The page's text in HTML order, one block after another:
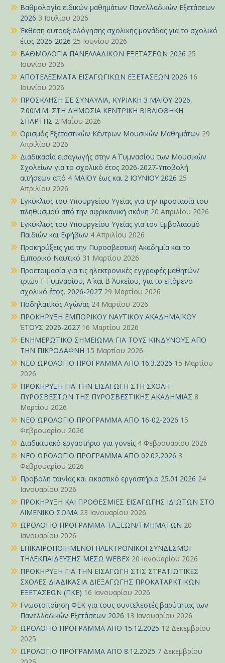
Βαθμολογία ειδικών μαθημάτων Πανελλαδικών Εξετάσεων
2026 3 Ιουλίου 2026
Έκθεση αυτοαξιολόγησης σχολικής μονάδας για το σχολικό
έτος 2025-2026 25 Ιουνίου 2026
ΒΑΘΜΟΛΟΓΙΑ ΠΑΝΕΛΛΑΔΙΚΩΝ ΕΞΕΤΑΣΕΩΝ 2026 25
Ιουνίου 2026
ΑΠΟΤΕΛΕΣΜΑΤΑ ΕΙΣΑΓΩΓΙΚΩΝ ΕΞΕΤΑΣΕΩΝ 2026 16
Ιουνίου 2026
ΠΡΟΣΚΛΗΣΗ ΣΕ ΣΥΝΑΥΛΙΑ, ΚΥΡΙΑΚΗ 3 ΜΑΪΟΥ 2026,
7:00Μ.Μ. ΣΤΗ ΔΗΜΟΣΙΑ ΚΕΝΤΡΙΚΗ ΒΙΒΛΙΟΘΗΚΗ
ΣΠΑΡΤΗΣ 2 Μαΐου 2026
Ορισμός Εξεταστικών Κέντρων Μουσικών Μαθημάτων 29
Απριλίου 2026
Διαδικασία εισαγωγής στην Α΄ Γυμνασίου των Μουσικών
Σχολείων για το σχολικό έτος 2026-2027-Υποβολή
αιτήσεων από 4 ΜΑΪΟΥ έως και 2 ΙΟΥΝΙΟΥ 2026 25
Απριλίου 2026
Εγκύκλιος του Υπουργείου Υγείας για την προστασία του
πληθυσμού από την αφρικανική σκόνη 20 Απριλίου 2026
Εγκύκλιος του Υπουργείου Υγείας για τον Εμβολιασμό
Παιδιών και Εφήβων 4 Απριλίου 2026
Προκηρύξεις για την Πυροσβεστική Ακαδημία και το
Εμπορικό Ναυτικό 31 Μαρτίου 2026
Προετοιμασία για τις ηλεκτρονικές εγγραφές μαθητών/
τριών Γ΄ Γυμνασίου, Α΄ και Β΄ Λυκείου, για το επόμενο
σχολικό έτος, 2026-2027 29 Μαρτίου 2026
Ποδηλατικός Αγώνας 24 Μαρτίου 2026
ΠΡΟΚΗΡΥΞΗ ΕΜΠΟΡΙΚΟΥ ΝΑΥΤΙΚΟΥ ΑΚΑΔΗΜΑΪΚΟΥ
ΈΤΟΥΣ 2026-2027 16 Μαρτίου 2026
ΕΝΗΜΕΡΩΤΙΚΟ ΣΗΜΕΙΩΜΑ ΓΙΑ ΤΟΥΣ ΚΙΝΔΥΝΟΥΣ ΑΠΟ
ΤΗΝ ΠΙΚΡΟΔΑΦΝΗ 15 Μαρτίου 2026
ΝΕΟ ΩΡΟΛΟΓΙΟ ΠΡΟΓΡΑΜΜΑ ΑΠΟ 16.3.2026 15 Μαρτίου
2026
ΠΡΟΚΗΡΥΞΗ ΓΙΑ ΤΗΝ ΕΙΣΑΓΩΓΗ ΣΤΗ ΣΧΟΛΗ
ΠΥΡΟΣΒΕΣΤΩΝ ΤΗΣ ΠΥΡΟΣΒΕΣΤΙΚΗΣ ΑΚΑΔΗΜΙΑΣ 8
Μαρτίου 2026
ΝΕΟ ΩΡΟΛΟΓΙΟ ΠΡΟΓΡΑΜΜΑ ΑΠΟ 16-02-2026 15
Φεβρουαρίου 2026
Διαδικτυακό εργαστήριο για γονείς 4 Φεβρουαρίου 2026
ΝΕΟ ΩΡΟΛΟΓΙΟ ΠΡΟΓΡΑΜΜΑ ΑΠΟ 02.02.2026 3
Φεβρουαρίου 2026
Προβολή ταινίας και εικαστικό εργαστήριο 25.01.2026 24
Ιανουαρίου 2026
ΠΡΟΚΗΡΥΞΗ ΚΑΙ ΠΡΟΘΕΣΜΙΕΣ ΕΙΣΑΓΩΓΗΣ ΙΔΙΩΤΩΝ ΣΤΟ
ΛΙΜΕΝΙΚΟ ΣΩΜΑ 23 Ιανουαρίου 2026
ΩΡΟΛΟΓΙΟ ΠΡΟΓΡΑΜΜΑ ΤΑΞΕΩΝ/ΤΜΗΜΑΤΩΝ 20
Ιανουαρίου 2026
ΕΠΙΚΑΙΡΟΠΟΙΗΜΕΝΟΙ ΗΛΕΚΤΡΟΝΙΚΟΙ ΣΥΝΔΕΣΜΟΙ
ΤΗΛΕΚΠΑΙΔΕΥΣΗΣ ΜΕΣΩ WEBEX 20 Ιανουαρίου 2026
ΠΡΟΚΗΡΥΞΗ ΓΙΑ ΤΗΝ ΕΙΣΑΓΩΓΗ ΣΤΙΣ ΣΤΡΑΤΙΩΤΙΚΕΣ
ΣΧΟΛΕΣ ΔΙΑΔΙΚΑΣΙΑ ΔΙΕΞΑΓΩΓΗΣ ΠΡΟΚΑΤΑΡΚΤΙΚΩΝ
ΕΞΕΤΑΣΕΩΝ (ΠΚΕ) 16 Ιανουαρίου 2026
Γνωστοποίηση ΦΕΚ για τους συντελεστές βαρύτητας των
Πανελλαδικών Εξετάσεων 2026 13 Ιανουαρίου 2026
ΩΡΟΛΟΓΙΟ ΠΡΟΓΡΑΜΜΑ ΑΠΟ 15.12.2025 12 Δεκεμβρίου
2025
ΩΡΟΛΟΓΙΟ ΠΡΟΓΡΑΜΜΑ ΑΠΟ 8.12.2025 7 Δεκεμβρίου